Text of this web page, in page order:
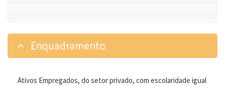
Enquadramento
Ativos Empregados, do setor privado, com escolaridade igual